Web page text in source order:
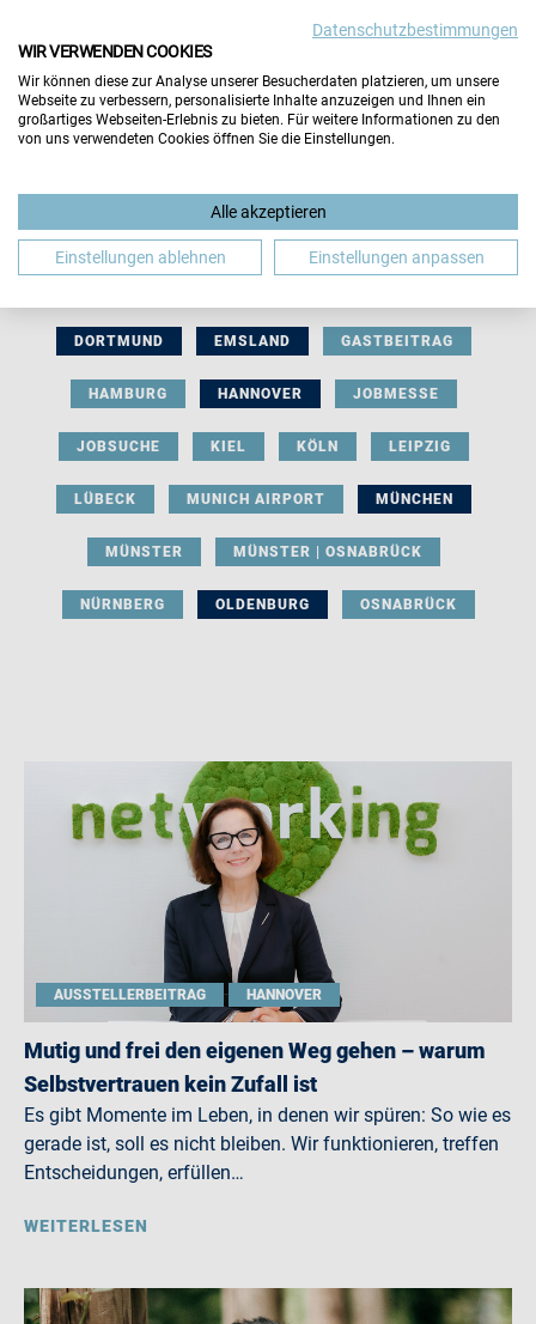
BERUFLICHE ORIENTIERUNG BEWERBUNG
DORTMUND EMSLAND GASTBEITRAG
HAMBURG HANNOVER JOBMESSE
JOBSUCHE KIEL KÖLN LEIPZIG
LÜBECK MUNICH AIRPORT MÜNCHEN
MÜNSTER MÜNSTER | OSNABRÜCK
NÜRNBERG OLDENBURG OSNABRÜCK
AUSSTELLERBEITRAG HANNOVER
Mutig und frei den eigenen Weg gehen – warum
Selbstvertrauen kein Zufall ist
Es gibt Momente im Leben, in denen wir spüren: So wie es
gerade ist, soll es nicht bleiben. Wir funktionieren, treffen
Entscheidungen, erfüllen…
WEITERLESEN
Datenschutzbestimmungen
WIR VERWENDEN COOKIES
Wir können diese zur Analyse unserer Besucherdaten platzieren, um unsere
Webseite zu verbessern, personalisierte Inhalte anzuzeigen und Ihnen ein
großartiges Webseiten-Erlebnis zu bieten. Für weitere Informationen zu den
von uns verwendeten Cookies öffnen Sie die Einstellungen.
Alle akzeptieren
Einstellungen ablehnen Einstellungen anpassen